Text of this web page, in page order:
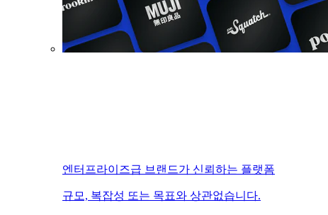
엔터프라이즈급 브랜드가 신뢰하는 플랫폼
규모, 복잡성 또는 목표와 상관없습니다.